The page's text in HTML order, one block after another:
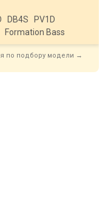
DB4S
PV1D
Formation Bass
по подбору модели →